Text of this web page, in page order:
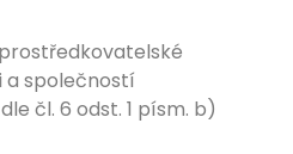
a společností
dle čl. 6 odst. 1 písm. b)